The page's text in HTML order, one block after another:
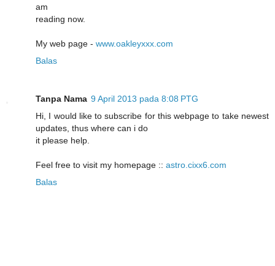
am
reading now.
My web page - www.oakleyxxx.com
Balas
Tanpa Nama 9 April 2013 pada 8:08 PTG
Hi, I would like to subscribe for this webpage to take newest
updates, thus where can i do
it please help.
Feel free to visit my homepage :: astro.cixx6.com
Balas